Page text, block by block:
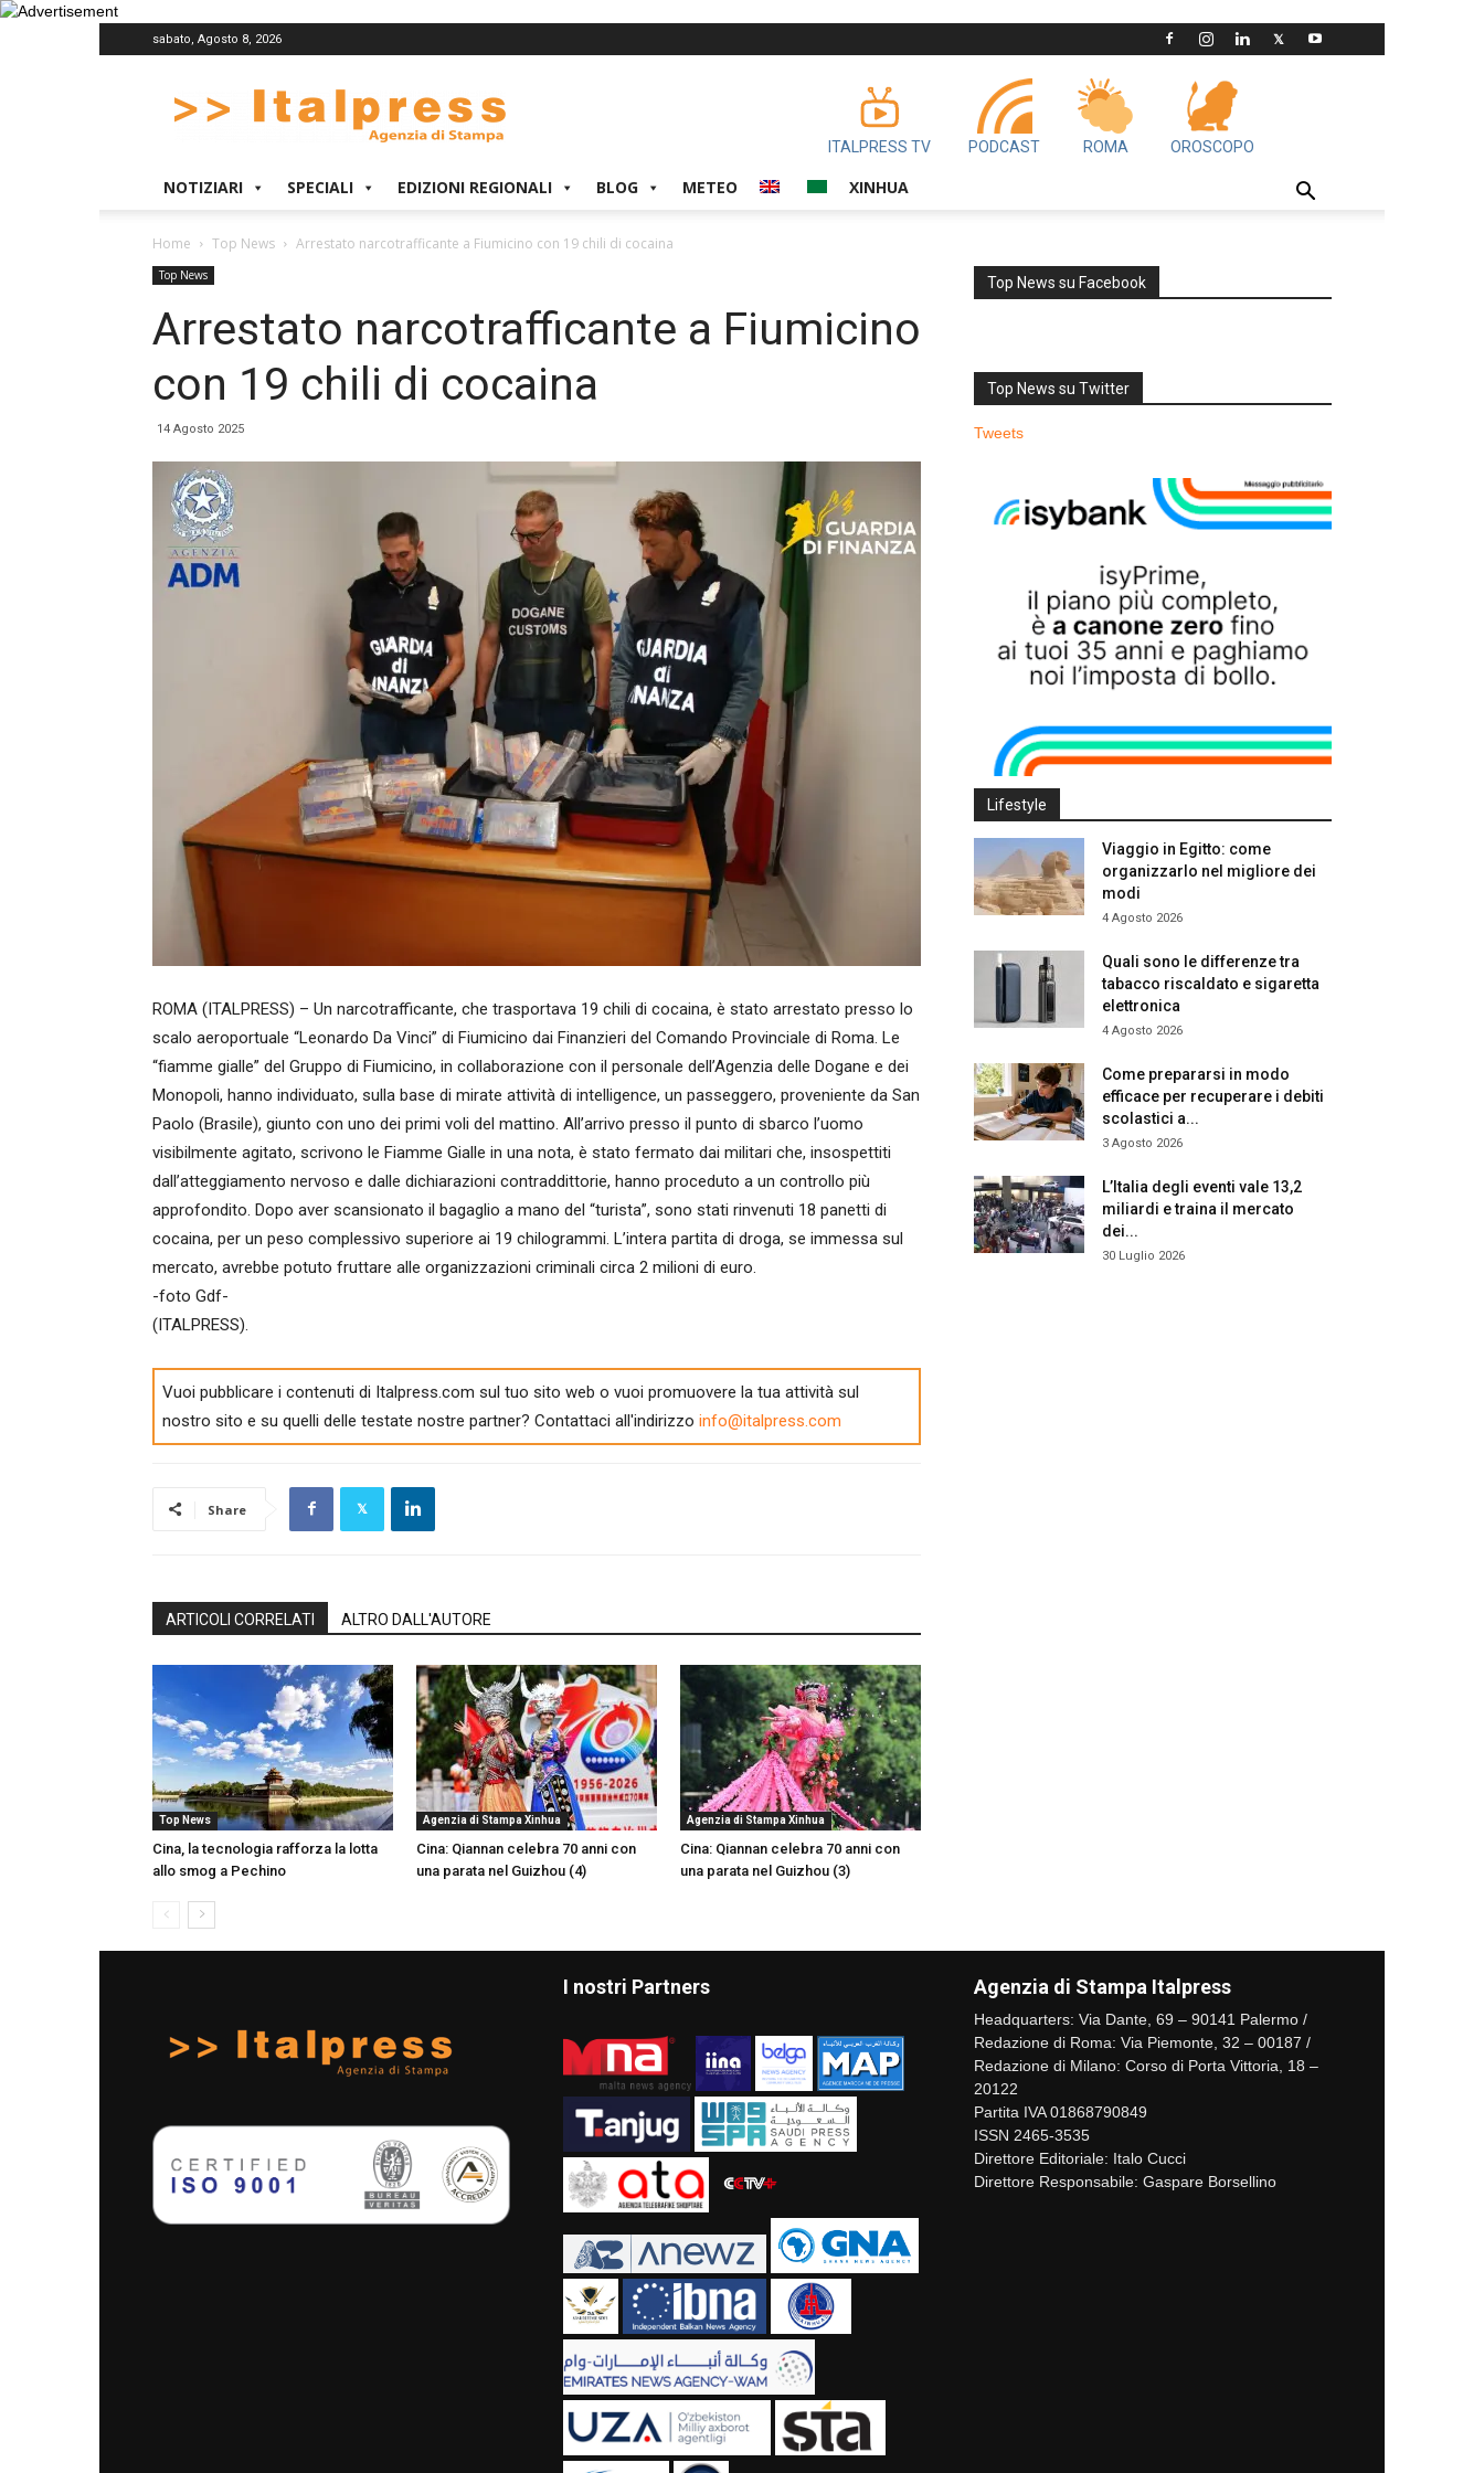
sabato, Agosto 8, 2026
ITALPRESS TV PODCAST ROMA OROSCOPO
NOTIZIARI SPECIALI EDIZIONI REGIONALI BLOG METEO XINHUA
Home Top News Arrestato narcotrafficante a Fiumicino con 19 chili di cocaina
Top News
Arrestato narcotrafficante a Fiumicino
con 19 chili di cocaina
14 Agosto 2025
ROMA (ITALPRESS) – Un narcotrafficante, che trasportava 19 chili di cocaina, è stato arrestato presso lo
scalo aeroportuale “Leonardo Da Vinci” di Fiumicino dai Finanzieri del Comando Provinciale di Roma. Le
“fiamme gialle” del Gruppo di Fiumicino, in collaborazione con il personale dell’Agenzia delle Dogane e dei
Monopoli, hanno individuato, sulla base di mirate attività di intelligence, un passeggero, proveniente da San
Paolo (Brasile), giunto con uno dei primi voli del mattino. All’arrivo presso il punto di sbarco l’uomo
visibilmente agitato, scrivono le Fiamme Gialle in una nota, è stato fermato dai militari che, insospettiti
dall’atteggiamento nervoso e dalle dichiarazioni contraddittorie, hanno proceduto a un controllo più
approfondito. Dopo aver scansionato il bagaglio a mano del “turista”, sono stati rinvenuti 18 panetti di
cocaina, per un peso complessivo superiore ai 19 chilogrammi. L’intera partita di droga, se immessa sul
mercato, avrebbe potuto fruttare alle organizzazioni criminali circa 2 milioni di euro.
-foto Gdf-
(ITALPRESS).
Vuoi pubblicare i contenuti di Italpress.com sul tuo sito web o vuoi promuovere la tua attività sul
nostro sito e su quelli delle testate nostre partner? Contattaci all'indirizzo info@italpress.com
Share
ARTICOLI CORRELATI ALTRO DALL'AUTORE
Top News
Cina, la tecnologia rafforza la lotta
allo smog a Pechino
Agenzia di Stampa Xinhua
Cina: Qiannan celebra 70 anni con
una parata nel Guizhou (4)
Agenzia di Stampa Xinhua
Cina: Qiannan celebra 70 anni con
una parata nel Guizhou (3)
Top News su Facebook
Top News su Twitter
Tweets
Lifestyle
Viaggio in Egitto: come
organizzarlo nel migliore dei
modi
4 Agosto 2026
Quali sono le differenze tra
tabacco riscaldato e sigaretta
elettronica
4 Agosto 2026
Come prepararsi in modo
efficace per recuperare i debiti
scolastici a...
3 Agosto 2026
L’Italia degli eventi vale 13,2
miliardi e traina il mercato
dei...
30 Luglio 2026
I nostri Partners Agenzia di Stampa Italpress
Headquarters: Via Dante, 69 – 90141 Palermo /
Redazione di Roma: Via Piemonte, 32 – 00187 /
Redazione di Milano: Corso di Porta Vittoria, 18 –
20122
Partita IVA 01868790849
ISSN 2465-3535
Direttore Editoriale: Italo Cucci
Direttore Responsabile: Gaspare Borsellino